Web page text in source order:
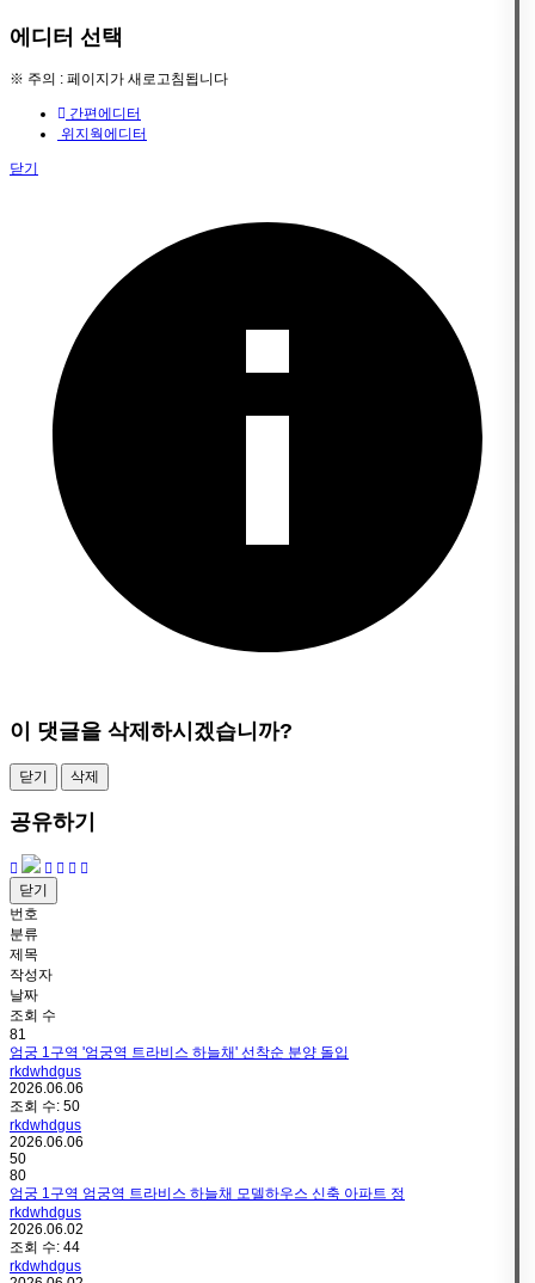
에디터 선택
※ 주의 : 페이지가 새로고침됩니다
간편에디터
위지웍에디터
닫기
이 댓글을 삭제하시겠습니까?
닫기 삭제
공유하기
닫기
번호
분류
제목
작성자
날짜
조회 수
81
엄궁 1구역 '엄궁역 트라비스 하늘채' 선착순 분양 돌입
rkdwhdgus
2026.06.06
조회 수: 50
rkdwhdgus
2026.06.06
50
80
엄궁 1구역 엄궁역 트라비스 하늘채 모델하우스 신축 아파트 정
rkdwhdgus
2026.06.02
조회 수: 44
rkdwhdgus